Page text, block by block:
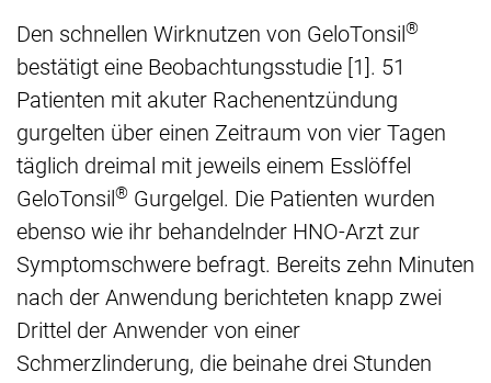
Den schnellen Wirknutzen von GeloTonsil®
bestätigt eine Beobachtungsstudie [1]. 51
Patienten mit akuter Rachenentzündung
gurgelten über einen Zeitraum von vier Tagen
täglich dreimal mit jeweils einem Esslöffel
GeloTonsil® Gurgelgel. Die Patienten wurden
ebenso wie ihr behandelnder HNO-Arzt zur
Symptomschwere befragt. Bereits zehn Minuten
nach der Anwendung berichteten knapp zwei
Drittel der Anwender von einer
Schmerzlinderung, die beinahe drei Stunden